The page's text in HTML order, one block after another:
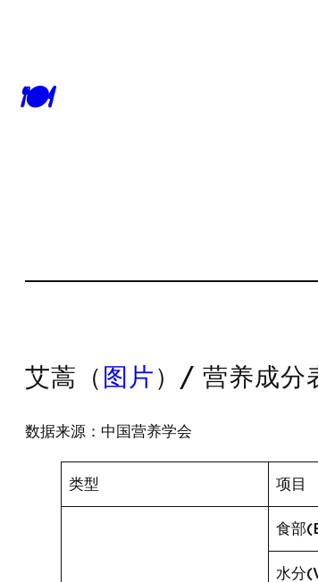
🍽
艾蒿（ 图片 ）/ 营养成分
数据来源：中国营养学会
类型 项目
食部
水分